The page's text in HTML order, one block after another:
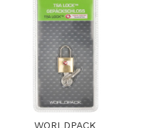
WORLDPACK